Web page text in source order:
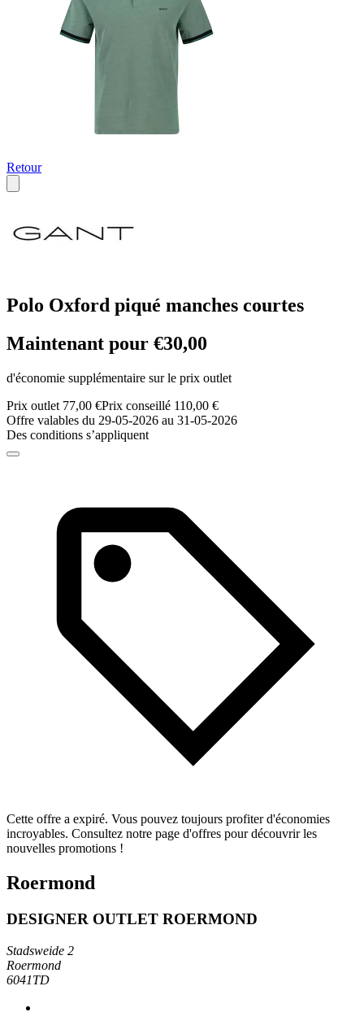
Retour
Polo Oxford piqué manches courtes
Maintenant pour €30,00
d'économie supplémentaire sur le prix outlet
Prix outlet 77,00 €Prix conseillé 110,00 €
Offre valables du 29-05-2026 au 31-05-2026
Des conditions s’appliquent
Cette offre a expiré. Vous pouvez toujours profiter d'économies
incroyables. Consultez notre page d'offres pour découvrir les
nouvelles promotions !
Roermond
DESIGNER OUTLET ROERMOND
Stadsweide 2
Roermond
6041TD